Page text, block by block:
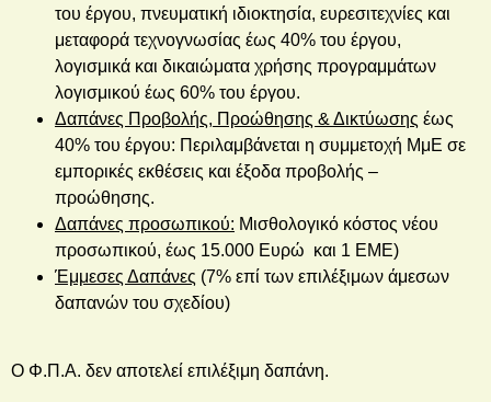
του έργου, πνευματική ιδιοκτησία, ευρεσιτεχνίες και
μεταφορά τεχνογνωσίας έως 40% του έργου,
λογισμικά και δικαιώματα χρήσης προγραμμάτων
λογισμικού έως 60% του έργου.
Δαπάνες Προβολής, Προώθησης & Δικτύωσης έως
40% του έργου: Περιλαμβάνεται η συμμετοχή ΜμΕ σε
εμπορικές εκθέσεις και έξοδα προβολής –
προώθησης.
Δαπάνες προσωπικού: Μισθολογικό κόστος νέου
προσωπικού, έως 15.000 Ευρώ και 1 ΕΜΕ)
Έμμεσες Δαπάνες (7% επί των επιλέξιμων άμεσων
δαπανών του σχεδίου)
Ο Φ.Π.Α. δεν αποτελεί επιλέξιμη δαπάνη.